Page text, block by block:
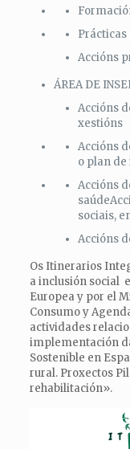
Accións
ÁREA DE
Accións
xestións
Accións
o plan
Accións
sociais,
Accións
Os Itinerarios
a inclusión social
Europea y por el
Consumo y
actividades
implementación
Sostenible en
rural. Proxectos
rehabilitación».